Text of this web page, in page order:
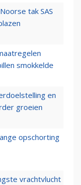
tak SAS
smokkelde
en
groeien
opschorting
vrachtvlucht